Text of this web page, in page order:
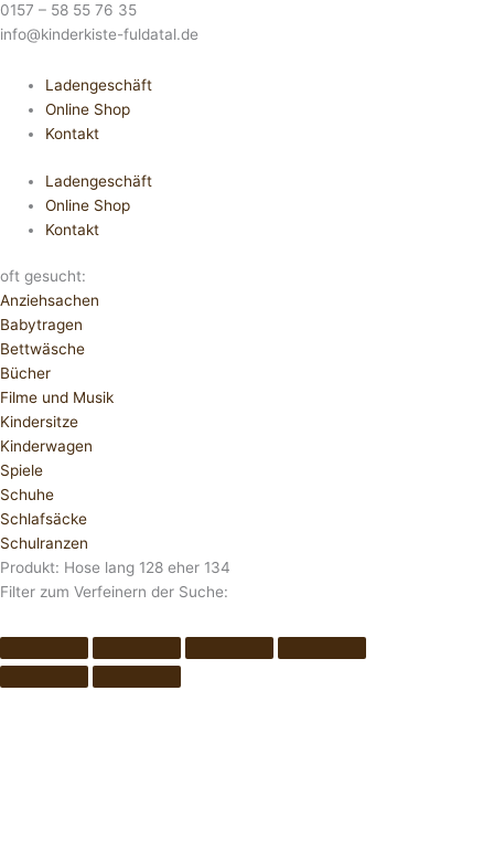
0157 – 58 55 76 35
info@kinderkiste-fuldatal.de
Ladengeschäft
Online Shop
Kontakt
Ladengeschäft
Online Shop
Kontakt
oft gesucht:
Anziehsachen
Babytragen
Bettwäsche
Bücher
Filme und Musik
Kindersitze
Kinderwagen
Spiele
Schuhe
Schlafsäcke
Schulranzen
Produkt: Hose lang 128 eher 134
Filter zum Verfeinern der Suche: